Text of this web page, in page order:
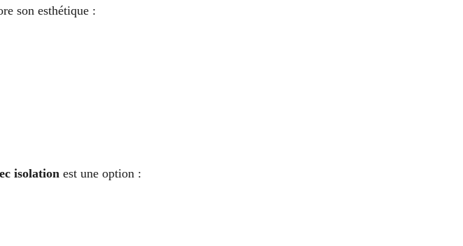
son esthétique :
isolation est une option :